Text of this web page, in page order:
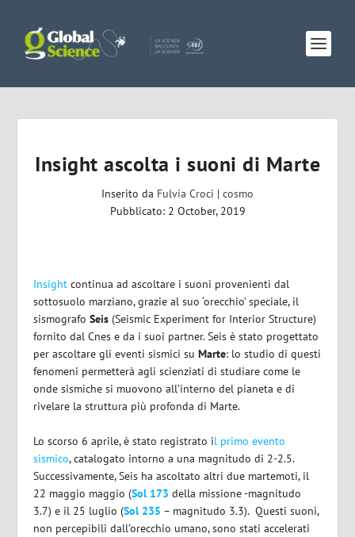
Insight ascolta i suoni di Marte
Inserito da Fulvia Croci | cosmo
Pubblicato: 2 October, 2019
Insight continua ad ascoltare i suoni provenienti dal
sottosuolo marziano, grazie al suo ‘orecchio’ speciale, il
sismografoSeis (Seismic Experiment for Interior Structure)
fornito dal Cnes e da i suoi partner.Seis è stato progettato
per ascoltare gli eventi sismici suMarte: lo studio di questi
fenomeni permetterà agli scienziati di studiare come le
onde sismiche si muovono all’interno del pianeta e di
rivelare la struttura più profonda di Marte.
Lo scorso 6 aprile, è stato registrato il primo evento
sismico, catalogato intorno a una magnitudo di 2-2.5.
Successivamente, Seis ha ascoltato altri due martemoti, il
22 maggio maggio (Sol 173 della missione -magnitudo
3.7) e il 25 luglio (Sol 235 – magnitudo 3.3).Questi suoni,
non percepibili dall’orecchio umano, sono stati accelerati